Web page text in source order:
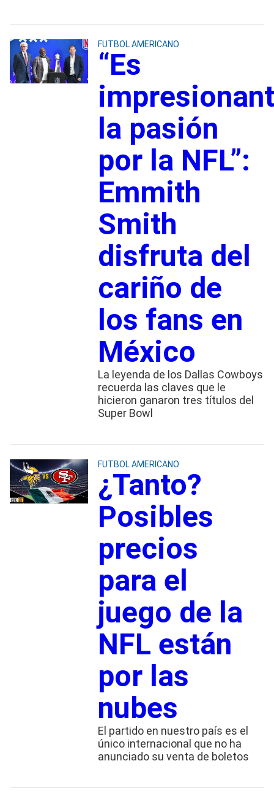
FUTBOL AMERICANO
“Es
la pasión
por la NFL”:
Emmith
Smith
disfruta del
cariño de
los fans en
México
La leyenda de los Dallas Cowboys
recuerda las claves que le
hicieron ganaron tres títulos del
Super Bowl
FUTBOL AMERICANO
¿Tanto?
Posibles
precios
para el
juego de la
NFL están
por las
nubes
El partido en nuestro país es el
único internacional que no ha
anunciado su venta de boletos